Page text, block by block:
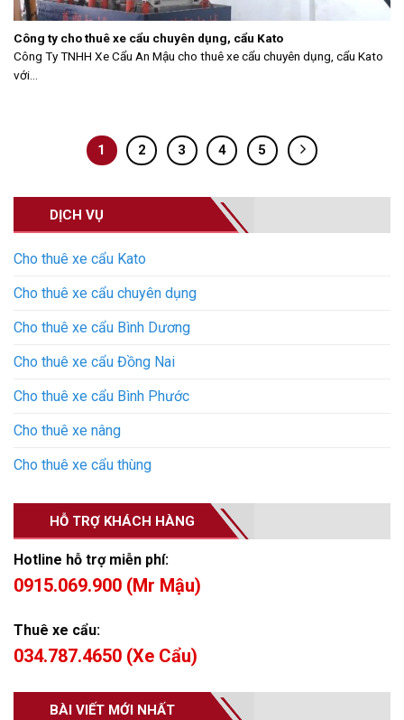
DỊCH VỤ
Cho thuê xe cẩu Kato
Cho thuê xe cẩu chuyên dụng
Cho thuê xe cẩu Bình Dương
Cho thuê xe cẩu Đồng Nai
Cho thuê xe cẩu Bình Phước
Cho thuê xe nâng
Cho thuê xe cẩu thùng
HỖ TRỢ KHÁCH HÀNG
Hotline hỗ trợ miễn phí:
0915.069.900 (Mr Mậu)
Thuê xe cẩu:
034.787.4650 (Xe Cẩu)
BÀI VIẾT MỚI NHẤT
Công ty cho thuê xe cẩu chuyên dụng, cẩu Kato
Công Ty TNHH Xe Cẩu An Mậu cho thuê xe cẩu chuyên dụng, cẩu Kato
với...
1 2 3 4 5